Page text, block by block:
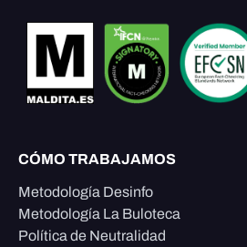
CÓMO TRABAJAMOS
Metodología Desinfo
Metodología La Buloteca
Política de Neutralidad